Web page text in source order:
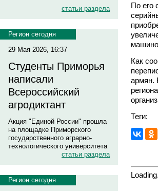
статьи раздела
Регион сегодня
29 Мая 2026, 16:37
Студенты Приморья
написали
Всероссийский
агродиктант
Акция "Единой России" прошла
на площадке Приморского
государственного аграрно-
технологического университета
статьи раздела
Регион сегодня
По его
Как
армян.
Теги: